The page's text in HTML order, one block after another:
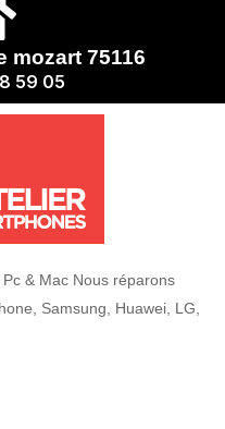
mozart 75116
59 05
& Mac Nous réparons
Samsung, Huawei, LG,